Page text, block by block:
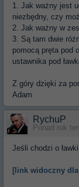
1. Jak ważny jest
niezbędny, czy
2. Jak ważny w
3. Są tam dwie
pomocą pręta pod
ustawnika pod
Z góry dzięki za
Adam
RychuP
Ponad rok
Jeśli chodzi o
[link widoczny